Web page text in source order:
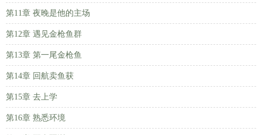
第11章 夜晚是他的主场
第12章 遇见金枪鱼群
第13章 第一尾金枪鱼
第14章 回航卖鱼获
第15章 去上学
第16章 熟悉环境